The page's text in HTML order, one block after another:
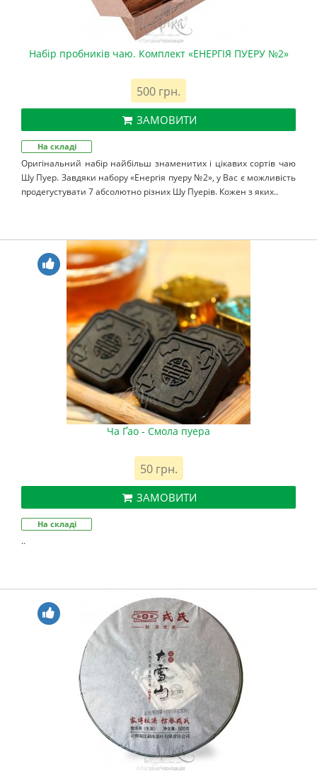
Набір пробників чаю. Комплект «ЕНЕРГІЯ ПУЕРУ №2»
500 грн.
ЗАМОВИТИ
На складі
Оригінальний набір найбільш знаменитих і цікавих сортів чаю
Шу Пуер. Завдяки набору «Енергія пуеру №2», у Вас є можливість
продегустувати 7 абсолютно різних Шу Пуерів. Кожен з яких..
Ча Ґао - Смола пуера
50 грн.
ЗАМОВИТИ
На складі
..